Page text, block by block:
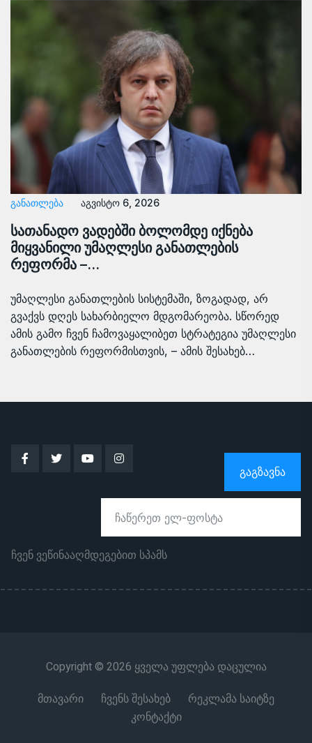
ᲒᲐᲜᲐᲗᲚᲔᲑᲐ აგვისტო 6, 2026
სათანადო ვადებში ბოლომდე იქნება
მიყვანილი უმაღლესი განათლების
რეფორმა –…
უმაღლესი განათლების სისტემაში, ზოგადად, არ
გვაქვს დღეს სახარბიელო მდგომარეობა. სწორედ
ამის გამო ჩვენ ჩამოვაყალიბეთ სტრატეგია უმაღლესი
განათლების რეფორმისთვის, – ამის შესახებ…
ᲒᲐᲒᲖᲐᲕᲜᲐ
ჩვენ ვეწინააღმდეგებით სპამს
Copyright © 2026 ყველა უფლება დაცულია
მთავარი
ჩვენს შესახებ
რეკლამა საიტზე
კონტაქტი